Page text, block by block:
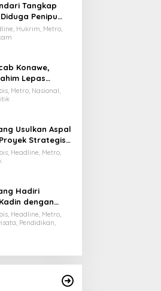
Tangkap
Penipu
Rugi Rp588,1
Hukrim, Metro,
Konawe,
Lepas
XII 2026
Metro, Nasional,
Usulkan Aspal
Strategis
Headline, Metro,
Hadiri
dengan
Bawa Misi
Sultra
Headline, Metro,
Pendidikan,